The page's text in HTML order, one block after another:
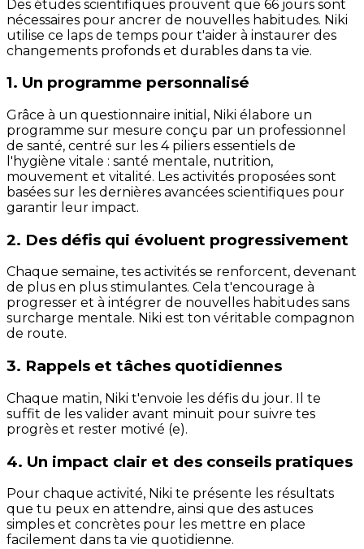
Des études scientifiques prouvent que 66 jours sont
nécessaires pour ancrer de nouvelles habitudes. Niki
utilise ce laps de temps pour t'aider à instaurer des
changements profonds et durables dans ta vie.
1. Un programme personnalisé
Grâce à un questionnaire initial, Niki élabore un
programme sur mesure conçu par un professionnel
de santé, centré sur les 4 piliers essentiels de
l'hygiène vitale : santé mentale, nutrition,
mouvement et vitalité. Les activités proposées sont
basées sur les dernières avancées scientifiques pour
garantir leur impact.
2. Des défis qui évoluent progressivement
Chaque semaine, tes activités se renforcent, devenant
de plus en plus stimulantes. Cela t'encourage à
progresser et à intégrer de nouvelles habitudes sans
surcharge mentale. Niki est ton véritable compagnon
de route.
3. Rappels et tâches quotidiennes
Chaque matin, Niki t'envoie les défis du jour. Il te
suffit de les valider avant minuit pour suivre tes
progrès et rester motivé (e).
4. Un impact clair et des conseils pratiques
Pour chaque activité, Niki te présente les résultats
que tu peux en attendre, ainsi que des astuces
simples et concrètes pour les mettre en place
facilement dans ta vie quotidienne.